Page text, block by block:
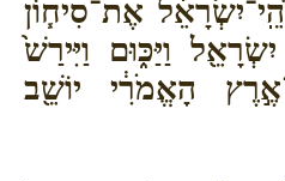
אֶת־סִיח֧וֹן
וַיַּכּ֑וּם וַיִּירַשׁ֙
הָאֱמֹרִ֔י יוֹשֵׁ֖ב